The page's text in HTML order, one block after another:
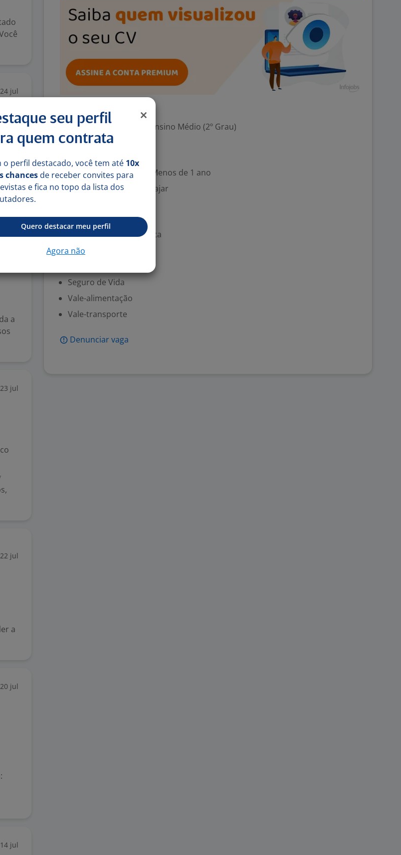
24 jul
a
23 jul
22 jul
a
20 jul
14 jul
Escolaridade Mínima: Ensino Médio (2º Grau)
Experiência desejada: Menos de 1 ano
Disponibilidade para viajar
Benefícios
Assistência odontológica
Auxílio farmácia
Seguro de Vida
Vale-alimentação
Vale-transporte
Denunciar vaga
seu perfil
quem contrata
o perfil destacado, você tem até 10x
chances de receber convites para
e fica no topo da lista dos
Quero destacar meu perfil
Agora não